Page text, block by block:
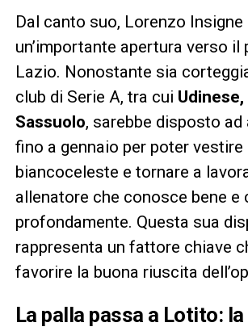
Dal canto suo, Lorenzo
un’importante apertura verso il
Lazio. Nonostante sia
club di Serie A, tra cui
Sassuolo, sarebbe disposto ad
fino a gennaio per poter vestire
biancoceleste e tornare a
allenatore che conosce bene e
profondamente. Questa sua
rappresenta un fattore chiave
favorire la buona riuscita
La palla passa a Lotito: